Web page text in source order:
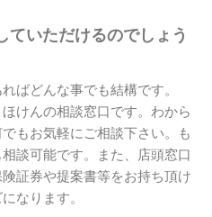
ていただけるのでしょう
ばどんな事でも結構です。
けんの相談窓口です。わから
もお気軽にご相談下さい。も
談可能です。また、店頭窓口
証券や提案書等をお持ち頂け
なります。